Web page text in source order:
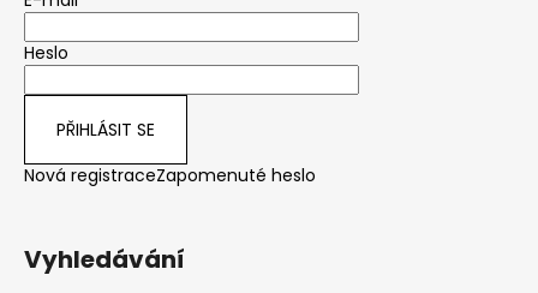
Heslo
PŘIHLÁSIT SE
Nová registraceZapomenuté heslo
Vyhledávání